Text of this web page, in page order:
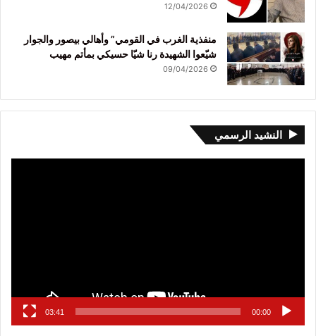
12/04/2026
منفذية الغرب في القومي” وأهالي بيصور والجوار
شيّعوا الشهيدة رنا شيّا حسيكي بمأتم مهيب
09/04/2026
النشيد الرسمي
00:00
03:41